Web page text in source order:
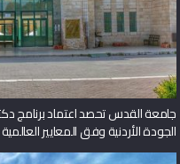
جامعة القدس تحصد اعتماد برنامج
الجودة الأردنية وفق المعايير